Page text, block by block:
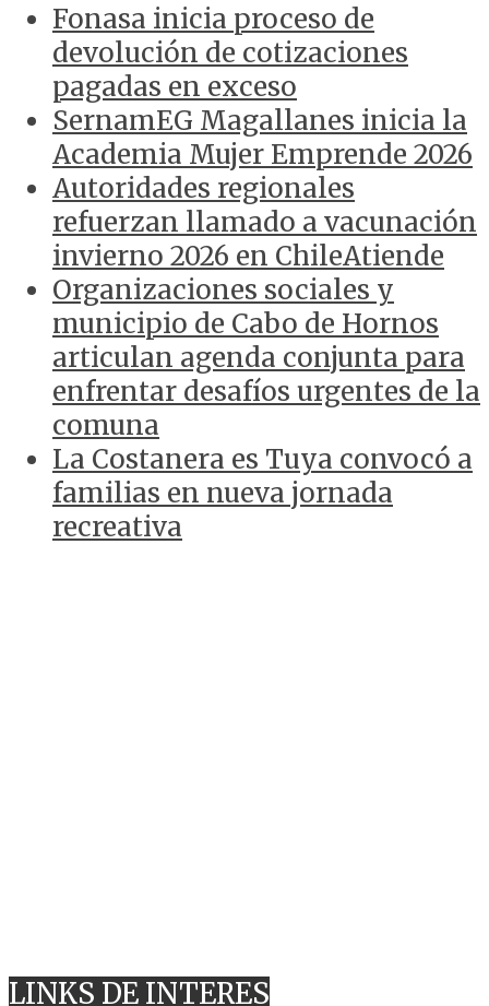
Fonasa inicia proceso de
devolución de cotizaciones
pagadas en exceso
SernamEG Magallanes inicia la
Academia Mujer Emprende 2026
Autoridades regionales
refuerzan llamado a vacunación
invierno 2026 en ChileAtiende
Organizaciones sociales y
municipio de Cabo de Hornos
articulan agenda conjunta para
enfrentar desafíos urgentes de la
comuna
La Costanera es Tuya convocó a
familias en nueva jornada
recreativa
LINKS DE INTERES